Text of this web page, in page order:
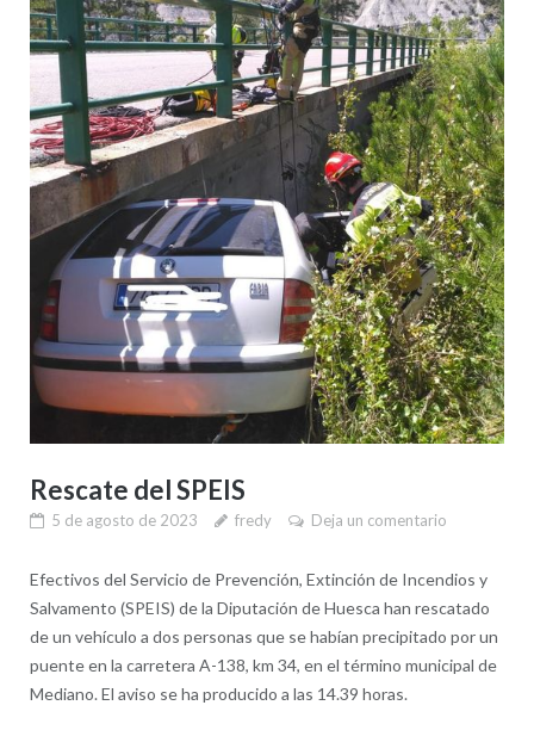
Rescate del SPEIS
5 de agosto de 2023 fredy Deja un comentario
Efectivos del Servicio de Prevención, Extinción de Incendios y
Salvamento (SPEIS) de la Diputación de Huesca han rescatado
de un vehículo a dos personas que se habían precipitado por un
puente en la carretera A-138, km 34, en el término municipal de
Mediano. El aviso se ha producido a las 14.39 horas.